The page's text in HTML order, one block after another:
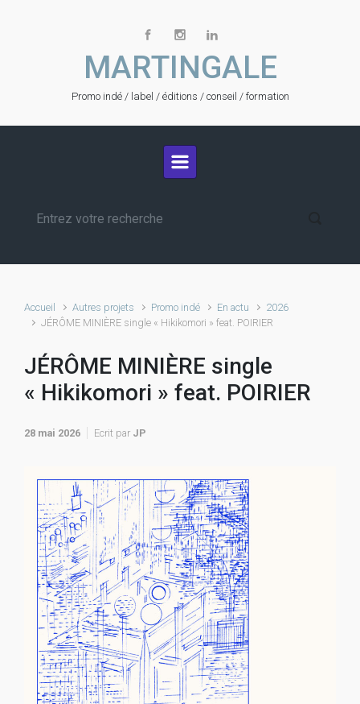
MARTINGALE
Promo indé / label / éditions / conseil / formation
Accueil Autres projets Promo indé En actu
2026
JÉRÔME MINIÈRE single « Hikikomori » feat. POIRIER
JÉRÔME MINIÈRE single
« Hikikomori » feat. POIRIER
28 mai 2026 Ecrit par JP